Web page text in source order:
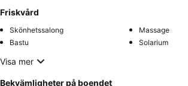
Friskvård
Skönhetssalong
Massage
Bastu
Solarium
Visa mer
Bekvämligheter på boendet